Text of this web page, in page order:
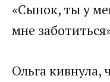
«Сынок, ты у
мне
Ольга кивнула,